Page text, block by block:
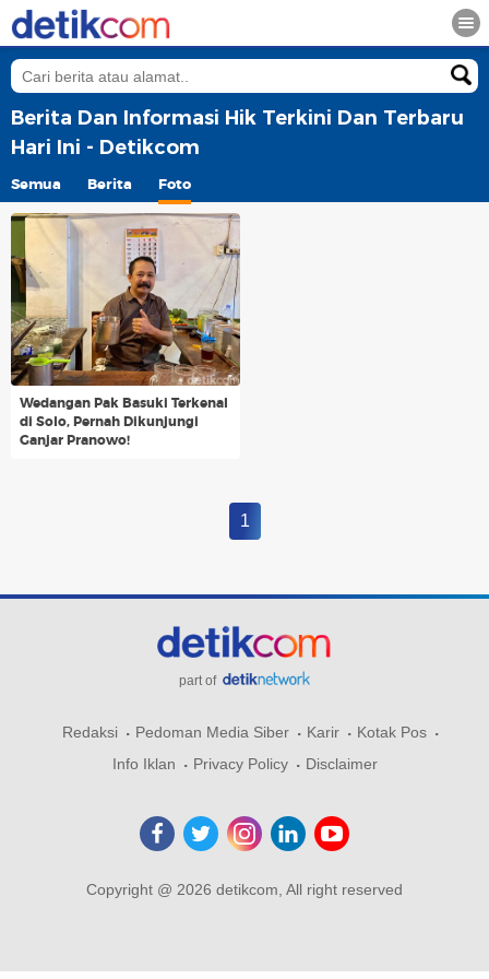
Berita Dan Informasi Hik Terkini Dan Terbaru
Hari Ini - Detikcom
Semua Berita Foto
Wedangan Pak Basuki Terkenal
di Solo, Pernah Dikunjungi
Ganjar Pranowo!
1
part of
Redaksi Pedoman Media Siber Karir
Kotak Pos
Info Iklan
Privacy Policy Disclaimer
Copyright @ 2026 detikcom, All right reserved